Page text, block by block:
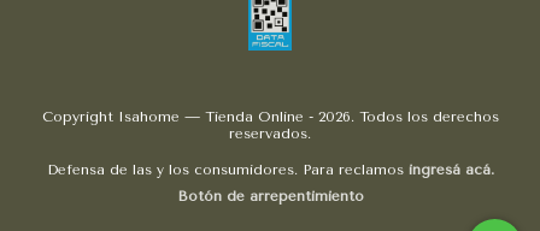
Copyright Isahome — Tienda Online - 2026. Todos los derechos
reservados.
Defensa de las y los consumidores. Para reclamos ingresá acá.
Botón de arrepentimiento